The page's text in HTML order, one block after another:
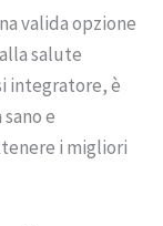
valida opzione
salute
integratore, è
e
i migliori